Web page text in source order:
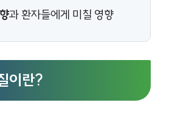
과 환자들에게 미칠 영향
이란?